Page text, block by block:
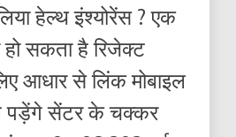
हेल्थ इंश्योरेंस ? एक
सकता है रिजेक्ट
आधार से लिंक मोबाइल
पड़ेंगे सेंटर के चक्कर